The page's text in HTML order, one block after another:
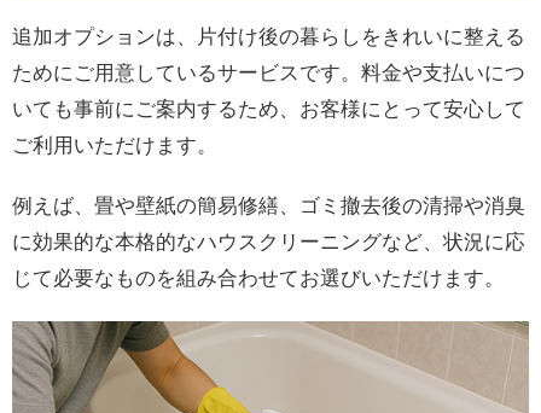
追加オプションは、片付け後の暮らしをきれいに整える
ためにご用意しているサービスです。料金や支払いにつ
いても事前にご案内するため、お客様にとって安心して
ご利用いただけます。
例えば、畳や壁紙の簡易修繕、ゴミ撤去後の清掃や消臭
に効果的な本格的なハウスクリーニングなど、状況に応
じて必要なものを組み合わせてお選びいただけます。